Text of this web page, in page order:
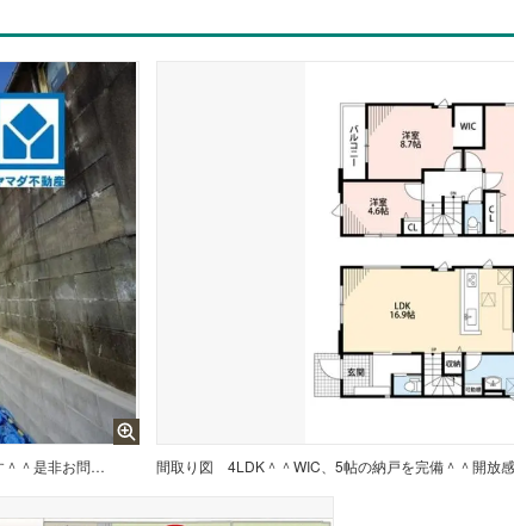
新生活におススメな物件をご紹介させていただきます＾＾是非お問合せ下さい＾＾ 間取り図 4LDK＾＾WIC、5帖の納戸を完備＾＾開放